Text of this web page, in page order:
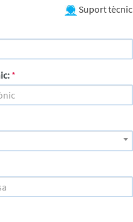
Suport tècnic
*